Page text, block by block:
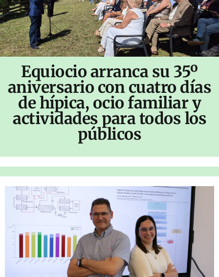
Equiocio arranca su 35º
aniversario con cuatro días
de hípica, ocio familiar y
actividades para todos los
públicos